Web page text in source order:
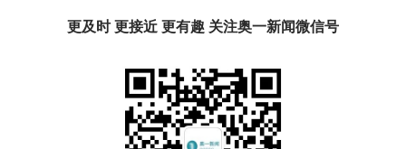
更及时 更接近 更有趣 关注奥一新闻微信号